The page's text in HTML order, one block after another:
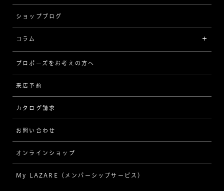
V字
[セッテイングから選ぶ]
ソリテール
ワンサイドメレ
ダブルサイドメレ
ラインメレ
人気の婚約指輪
結婚指輪（マリッジリング）
ブライダルアイテム
ショップブログ
コラム
インタビュー
指輪
ダイヤモンド
プロポーズ
結婚式
プロポーズをお考えの方へ
来店予約
カタログ請求
お問い合わせ
オンラインショップ
My LAZARE（メンバーシップサービス）